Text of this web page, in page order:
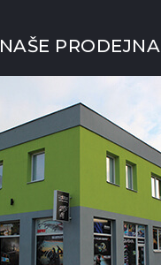
NAŠE PRODEJNA